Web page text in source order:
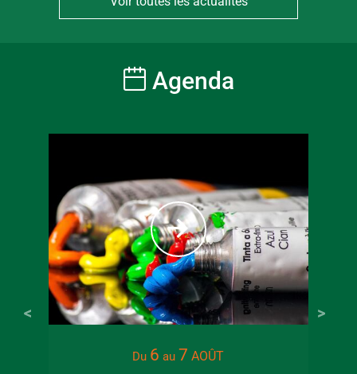
Agenda
Du 6 au 7 AOÛT